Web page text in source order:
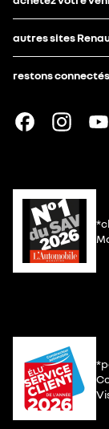
autres sites
restons connectés